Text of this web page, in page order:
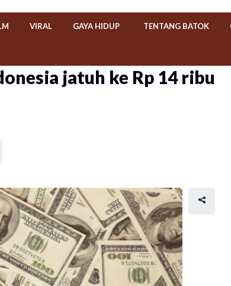
VIRAL GAYA HIDUP TENTANG BATOK
jatuh ke Rp 14 ribu